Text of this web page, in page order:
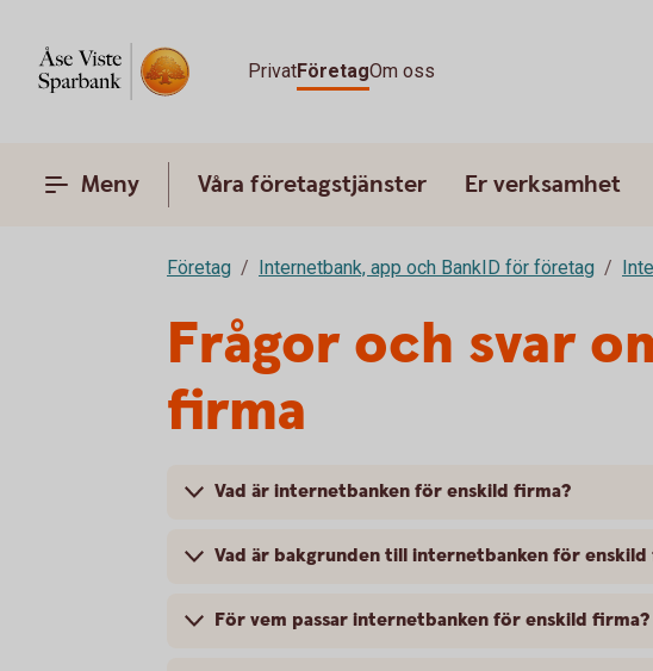
PrivatFöretagOm oss
Meny Våra företagstjänster Er verksamhet
Företag Internetbank, app och BankID för företag
Frågor och svar
firma
Vad är internetbanken för enskild firma?
Vad är bakgrunden till internetbanken för enskild
För vem passar internetbanken för enskild firma?